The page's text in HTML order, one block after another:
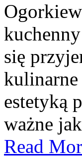
się
kulinarne
estetyką
ważne
Read